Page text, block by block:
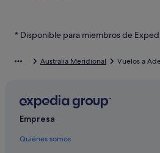
Bedford Park hoteles
Windsor Gardens hoteles
Novar Gardens hoteles
Tea Tree Gully hoteles
Mile End hoteles
* Disponible para miembros de
Australia Meridional Vuelos a
Empresa
Quiénes somos